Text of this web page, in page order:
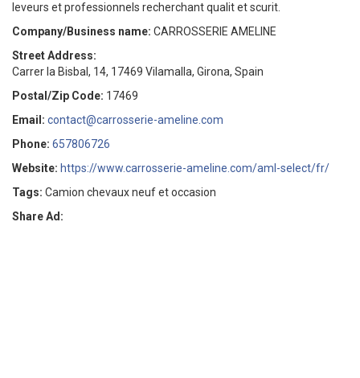
leveurs et professionnels recherchant qualit et scurit.
Company/Business name: CARROSSERIE AMELINE
Street Address:
Carrer la Bisbal, 14, 17469 Vilamalla, Girona, Spain
Postal/Zip Code: 17469
Email: contact@carrosserie-ameline.com
Phone: 657806726
Website: https://www.carrosserie-ameline.com/aml-select/fr/
Tags: Camion chevaux neuf et occasion
Share Ad: